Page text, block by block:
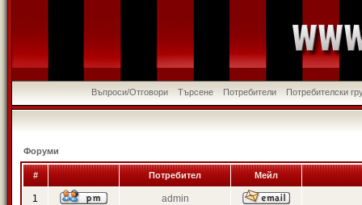
Въпроси/Отговори Търсене Потребители Потребителски
Форуми
# Потребител Мейл
1 admin